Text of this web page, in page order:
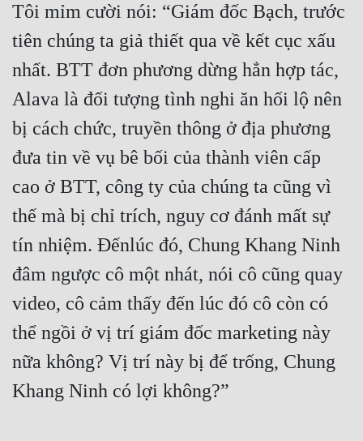
Tôi mỉm cười nói: “Giám đốc Bạch, trước
tiên chúng ta giả thiết qua về kết cục xấu
nhất. BTT đơn phương dừng hẳn hợp tác,
Alava là đối tượng tình nghi ăn hối lộ nên
bị cách chức, truyền thông ở địa phương
đưa tin về vụ bê bối của thành viên cấp
cao ở BTT, công ty của chúng ta cũng vì
thế mà bị chỉ trích, nguy cơ đánh mất sự
tín nhiệm. Đếnlúc đó, Chung Khang Ninh
đâm ngược cô một nhát, nói cô cũng quay
video, cô cảm thấy đến lúc đó cô còn có
thể ngồi ở vị trí giám đốc marketing này
nữa không? Vị trí này bị để trống, Chung
Khang Ninh có lợi không?”